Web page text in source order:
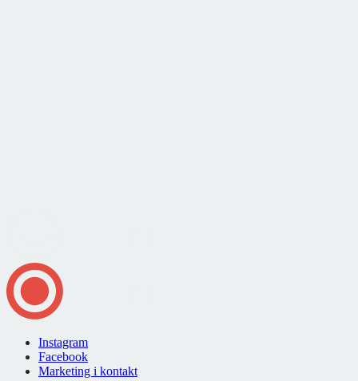
Instagram
Facebook
Marketing i kontakt